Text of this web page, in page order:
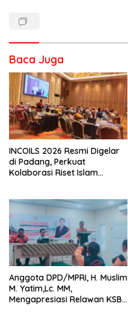
Baca Juga
INCOILS 2026 Resmi Digelar
di Padang, Perkuat
Kolaborasi Riset Islam
Anggota DPD/MPRI, H. Muslim
M. Yatim,Lc. MM,
Mengapresiasi Relawan KSB